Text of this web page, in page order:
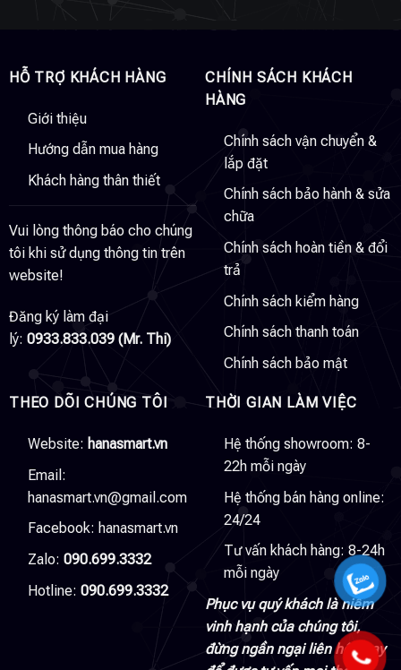
HỖ TRỢ KHÁCH HÀNG
Giới thiệu
Hướng dẫn mua hàng
Khách hàng thân thiết
Vui lòng thông báo cho chúng
tôi khi sử dụng thông tin trên
website!
Đăng ký làm đại
lý: 0933.833.039 (Mr. Thi)
CHÍNH SÁCH KHÁCH
HÀNG
Chính sách vận chuyển &
lắp đặt
Chính sách bảo hành & sửa
chữa
Chính sách hoàn tiền & đổi
trả
Chính sách kiểm hàng
Chính sách thanh toán
Chính sách bảo mật
THEO DÕI CHÚNG TÔI
Website: hanasmart.vn
Email:
hanasmart.vn@gmail.com
Facebook: hanasmart.vn
Zalo: 090.699.3332
Hotline: 090.699.3332
THỜI GIAN LÀM VIỆC
Hệ thống showroom: 8-
22h mỗi ngày
Hệ thống bán hàng online:
24/24
Tư vấn khách hàng: 8-24h
mỗi ngày
Phục vụ quý khách là niềm
vinh hạnh của chúng tôi,
đừng ngần ngại liên hệ ngay